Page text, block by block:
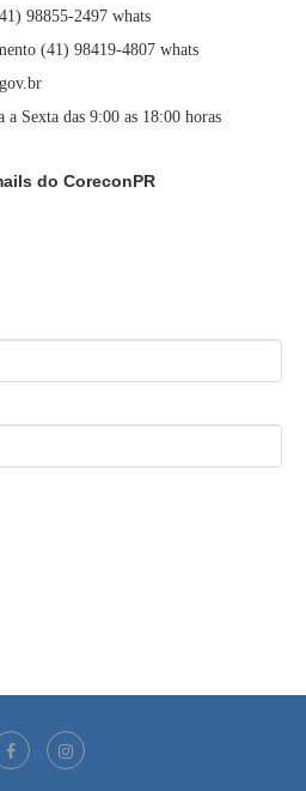
98855-2497 whats
(41) 98419-4807 whats
Sexta das 9:00 as 18:00 horas
do CoreconPR